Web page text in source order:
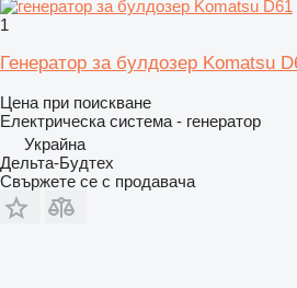
1
Генератор за булдозер Komatsu
Цена при поискване
Електрическа система - генератор
Украйна
Дельта-Будтех
Свържете се с продавача